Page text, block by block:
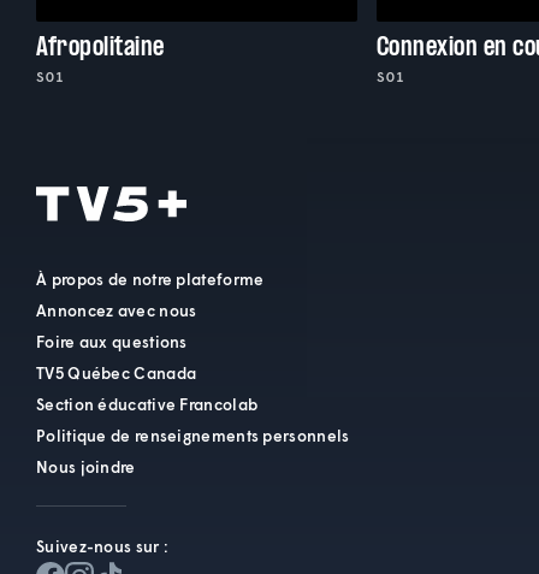
Afropolitaine
S01
Connexion en
S01
À propos de notre plateforme
Annoncez avec nous
Foire aux questions
TV5 Québec Canada
Section éducative Francolab
Politique de renseignements personnels
Nous joindre
Suivez-nous sur :